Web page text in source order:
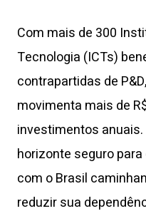
Com mais de 300
Tecnologia (ICTs)
contrapartidas de
movimenta mais de
investimentos
horizonte seguro
com o Brasil
reduzir sua